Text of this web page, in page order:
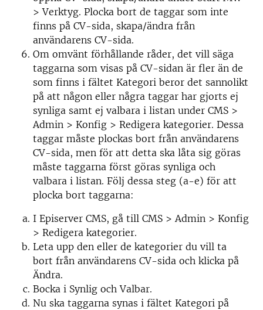
> Verktyg. Plocka bort de taggar som inte
finns på CV-sida, skapa/ändra från
användarens CV-sida.
Om omvänt förhållande råder, det vill säga
taggarna som visas på CV-sidan är fler än de
som finns i fältet Kategori beror det sannolikt
på att någon eller några taggar har gjorts ej
synliga samt ej valbara i listan under CMS >
Admin > Konfig > Redigera kategorier. Dessa
taggar måste plockas bort från användarens
CV-sida, men för att detta ska låta sig göras
måste taggarna först göras synliga och
valbara i listan. Följ dessa steg (a-e) för att
plocka bort taggarna:
I Episerver CMS, gå till CMS > Admin > Konfig
> Redigera kategorier.
Leta upp den eller de kategorier du vill ta
bort från användarens CV-sida och klicka på
Ändra.
Bocka i Synlig och Valbar.
Nu ska taggarna synas i fältet Kategori på